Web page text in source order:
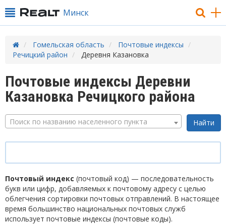
Минск
Гомельская область
Почтовые индексы
Речицкий район
Деревня Казановка
Почтовые индексы Деревни
Казановка Речицкого района
Поиск по названию населенного пункта
Почтовый индекс (почтовый код) — последовательность
букв или цифр, добавляемых к почтовому адресу с целью
облегчения сортировки почтовых отправлений. В настоящее
время большинство национальных почтовых служб
использует почтовые индексы (почтовые коды).